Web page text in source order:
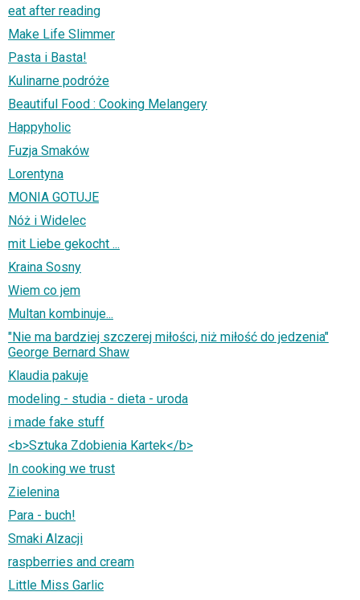
eat after reading
Make Life Slimmer
Pasta i Basta!
Kulinarne podróże
Beautiful Food : Cooking Melangery
Happyholic
Fuzja Smaków
Lorentyna
MONIA GOTUJE
Nóż i Widelec
mit Liebe gekocht ...
Kraina Sosny
Wiem co jem
Multan kombinuje...
"Nie ma bardziej szczerej miłości, niż miłość do jedzenia"
George Bernard Shaw
Klaudia pakuje
modeling - studia - dieta - uroda
i made fake stuff
<b>Sztuka Zdobienia Kartek</b>
In cooking we trust
Zielenina
Para - buch!
Smaki Alzacji
raspberries and cream
Little Miss Garlic